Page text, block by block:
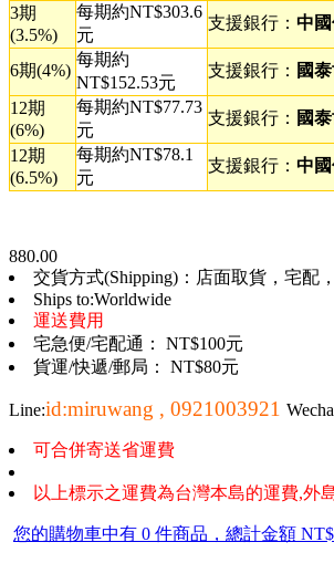
3期
(3.5%)
每期約NT$303.6
元
支援銀行： 中
6期(4%)
每期約
NT$152.53元
支援銀行： 國
12期
(6%)
每期約NT$77.73
元
支援銀行： 國
12期
(6.5%)
每期約NT$78.1
元
支援銀行： 中
880.00
交貨方式(Shipping)：店面取貨，宅配
Ships to:Worldwide
運送費用
宅急便/宅配通： NT$100元
貨運/快遞/郵局： NT$80元
Line:id:miruwang , 0921003921
可合併寄送省運費
以上標示之運費為台灣本島的運費,外
您的購物車中有 0 件商品，總計金額